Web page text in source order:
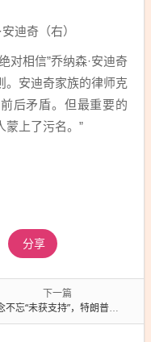
迪奇（右）
对相信”乔纳森·安迪奇
。安迪奇家族的律师克
后矛盾。但最重要的
蒙上了污名。”
分享
下一篇
“未获支持”，特朗普又点名抱怨意英德法西五国：我很失望